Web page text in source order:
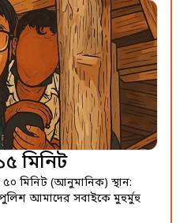
মিনিট
মিনিট (আনুমানিক) স্থান:
আমাদের সবাইকে মুহুর্মুহু